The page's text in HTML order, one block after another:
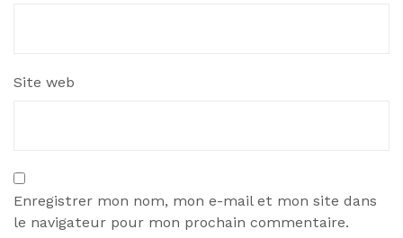
Site web
Enregistrer mon nom, mon e-mail et mon site dans
le navigateur pour mon prochain commentaire.